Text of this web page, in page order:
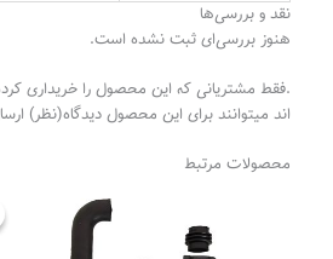
نقد و بررسی‌ها
هنوز بررسی‌ای ثبت نشده است.
.فقط مشتریانی که این محصول را خریداری
اند میتوانند برای این محصول دیدگاه(نظر)
محصولات مرتبط